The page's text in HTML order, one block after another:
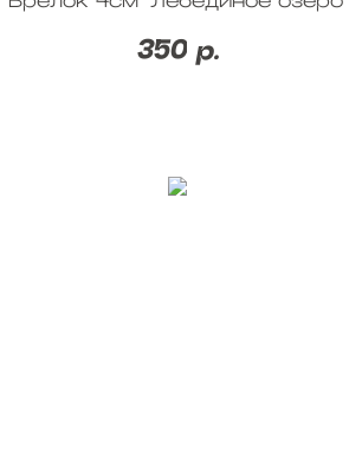
350 р.